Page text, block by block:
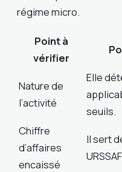
régime micro.
Point à
vérifier
Nature de
l’activité
Elle
seuils.
Chiffre
d’affaires
encaissé
Il sert